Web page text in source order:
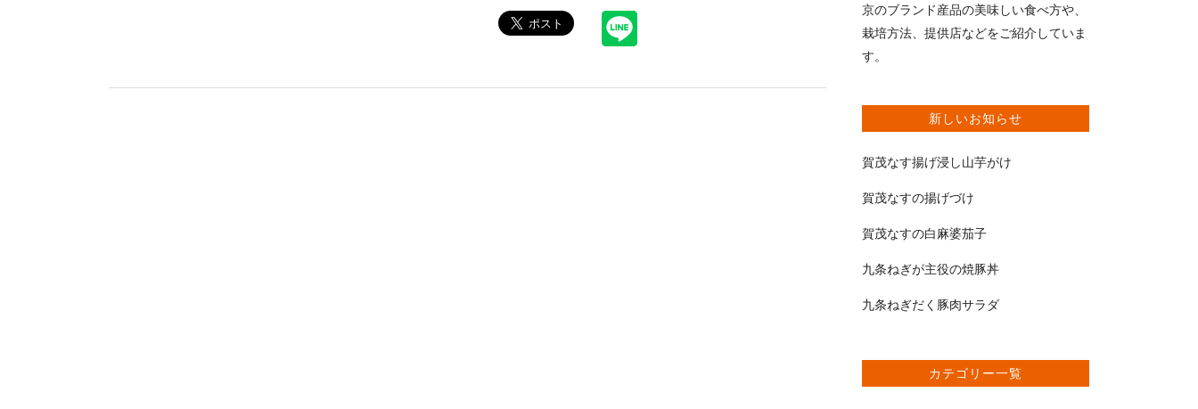
京のブランド産品の美味しい食べ方や、
栽培方法、提供店などをご紹介していま
す。
新しいお知らせ
賀茂なす揚げ浸し山芋がけ
賀茂なすの揚げづけ
賀茂なすの白麻婆茄子
九条ねぎが主役の焼豚丼
九条ねぎだく豚肉サラダ
カテゴリー一覧